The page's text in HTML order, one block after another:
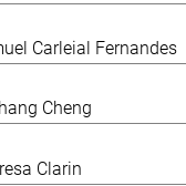
Carleial Fernandes
Cheng
Clarin